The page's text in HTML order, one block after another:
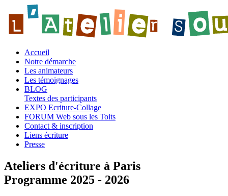
Accueil
Notre démarche
Les animateurs
Les témoignages
BLOG
Textes des participants
EXPO Ecriture-Collage
FORUM Web sous les Toits
Contact & inscription
Liens écriture
Presse
Ateliers d'écriture à Paris
Programme 2025 - 2026